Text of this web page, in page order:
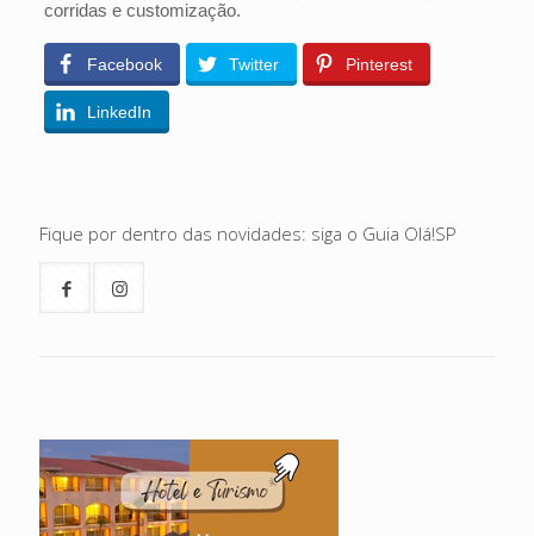
corridas e customização.
Facebook Twitter Pinterest
LinkedIn
Fique por dentro das novidades: siga o Guia Olá!SP